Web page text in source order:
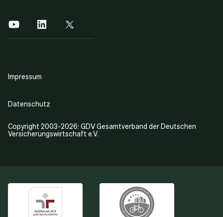
Copyright 2003-2026: GDV Gesamtverband der Deutschen
Versicherungswirtschaft e.V.
Impressum
Datenschutz